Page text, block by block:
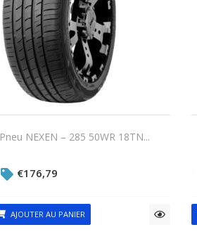
Pneu NEXEN – 285 50WR 18TN...
€176,79
AJOUTER AU PANIER